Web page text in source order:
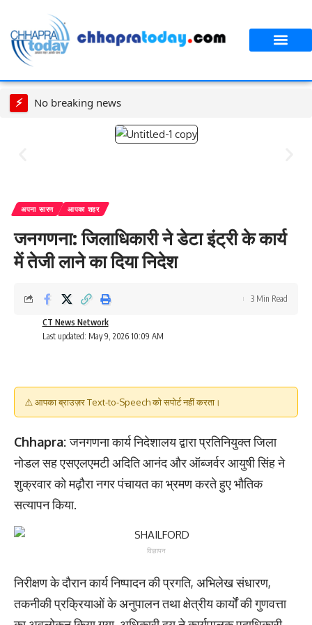
⚡ No breaking news
अपना सारण आपका शहर
जनगणना: जिलाधिकारी ने डेटा इंट्री के कार्य
में तेजी लाने का दिया निदेश
Last updated: May 9, 2026 10:09 AM
CT News Network
3 Min Read
⚠️ आपका ब्राउज़र Text-to-Speech को सपोर्ट नहीं करता।
Chhapra:जनगणना कार्य निदेशालय द्वारा प्रतिनियुक्त जिला
नोडल सह एसएलएमटी अदिति आनंद और ऑब्जर्वर आयुषी सिंह ने
शुक्रवार को मढ़ौरा नगर पंचायत का भ्रमण करते हुए भौतिक
सत्यापन किया.
विज्ञापन
निरीक्षण के दौरान कार्य निष्पादन की प्रगति, अभिलेख संधारण,
तकनीकी प्रक्रियाओं के अनुपालन तथा क्षेत्रीय कार्यों की गुणवत्ता